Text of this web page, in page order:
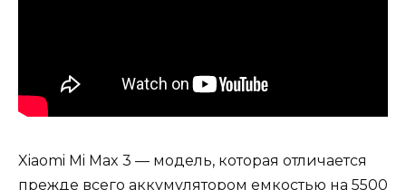
Xiaomi Mi Max 3 — модель, которая отличается
прежде всего аккумулятором емкостью на 5500